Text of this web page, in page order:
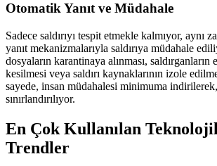
Otomatik Yanıt ve Müdahale
Sadece saldırıyı tespit etmekle kalmıyor, aynı
yanıt mekanizmalarıyla saldırıya müdahale
dosyaların karantinaya alınması,
kesilmesi veya saldırı kaynaklarının izole
sayede, insan müdahalesi minimuma indirilerek,
sınırlandırılıyor.
En Çok Kullanılan
Trendler